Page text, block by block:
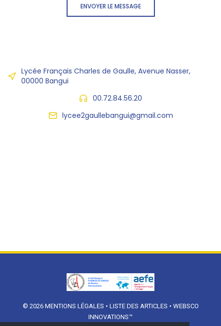
ENVOYER LE MESSAGE
Lycée Français Charles de Gaulle, Avenue Nasser,
00000 Bangui
00.72.84.56.20
lycee2gaullebangui@gmail.com
© 2026 MENTIONS LÉGALES • LISTE DES ARTICLES • WEBSCO
INNOVATIONS™